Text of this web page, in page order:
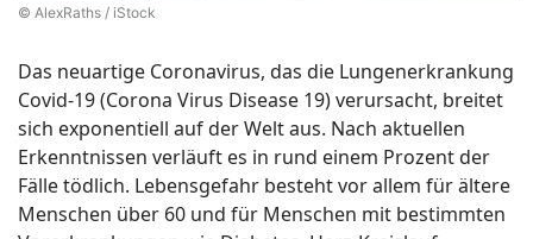
© AlexRaths / iStock
Das neuartige Coronavirus, das die Lungenerkrankung
Covid-19 (Corona Virus Disease 19) verursacht, breitet
sich exponentiell auf der Welt aus. Nach aktuellen
Erkenntnissen verläuft es in rund einem Prozent der
Fälle tödlich. Lebensgefahr besteht vor allem für ältere
Menschen über 60 und für Menschen mit bestimmten